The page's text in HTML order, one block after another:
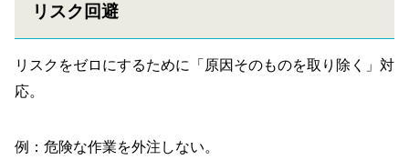
リスク回避
リスクをゼロにするために「原因そのものを取り除く」対
応。
例：危険な作業を外注しない。